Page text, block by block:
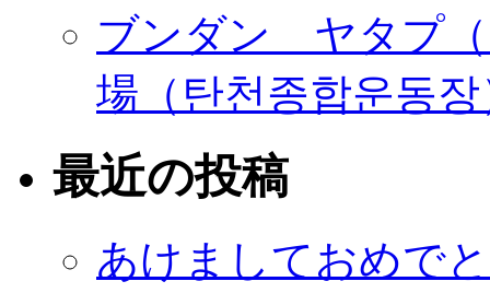
ブンダン ヤタプ（
場（탄천종합운동
最近の投稿
あけましておめで